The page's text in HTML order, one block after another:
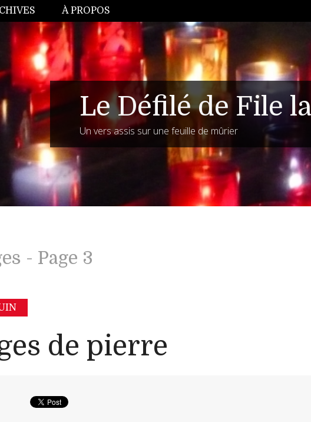
À PROPOS
Le Défilé de File
Un vers assis sur une feuille de mûrier
- Page 3
de pierre